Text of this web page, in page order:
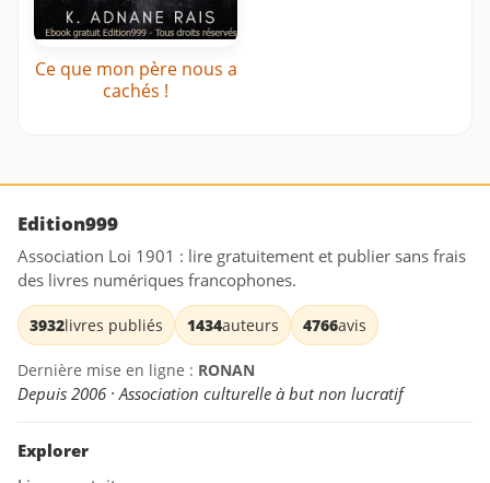
Ce que mon père nous a
cachés !
Edition999
Association Loi 1901 : lire gratuitement et publier sans frais
des livres numériques francophones.
3932livres publiés 1434auteurs 4766avis
Dernière mise en ligne : RONAN
Depuis 2006 · Association culturelle à but non lucratif
Explorer